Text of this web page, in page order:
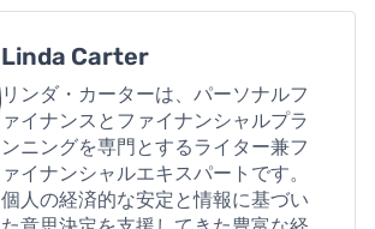
Linda Carter
リンダ・カーターは、パーソナルフ
ァイナンスとファイナンシャルプラ
ンニングを専門とするライター兼フ
ァイナンシャルエキスパートです。
個人の経済的な安定と情報に基づい